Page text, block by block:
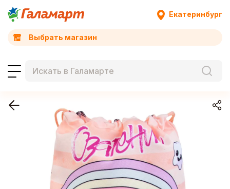
Екатеринбург
Выбрать магазин